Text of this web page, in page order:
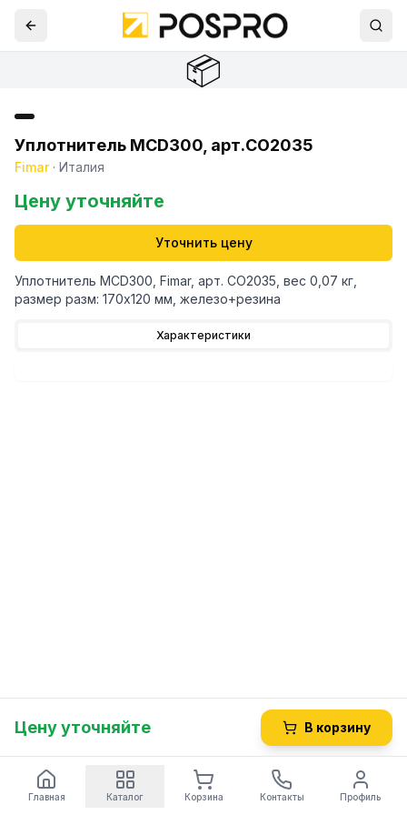
📦
Уплотнитель MCD300, арт.CO2035
Fimar· Италия
Цену уточняйте
Уточнить цену
Уплотнитель MCD300, Fimar, арт. CO2035, вес 0,07 кг,
размер разм: 170х120 мм, железо+резина
Характеристики
Цену уточняйте В корзину
Главная Каталог Корзина Контакты Профиль